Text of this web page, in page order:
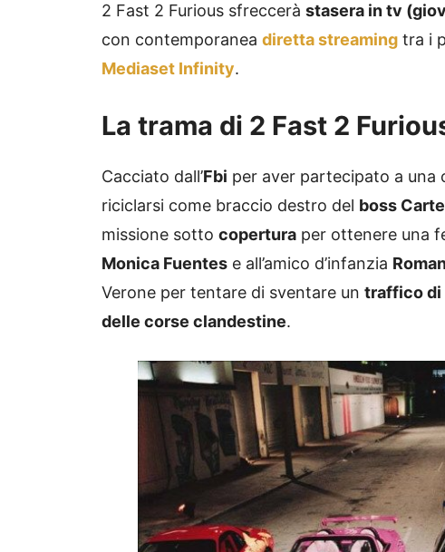
2 Fast 2 Furious sfreccerà stasera in tv
con contemporanea diretta streaming tra i
Mediaset Infinity.
La trama di 2 Fast 2
Cacciato dall’Fbi per aver partecipato a una
riciclarsi come braccio destro del boss
missione sotto copertura per ottenere una
Monica Fuentes e all’amico d’infanzia
Verone per tentare di sventare un traffico di
delle corse clandestine.